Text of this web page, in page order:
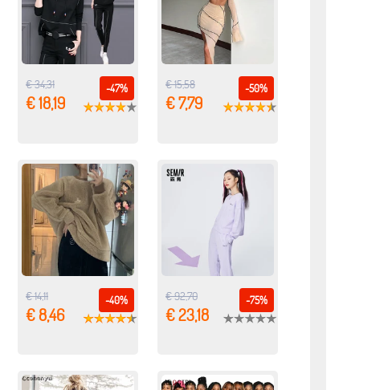
-47%
€ 34,31
€ 18,19
-50%
€ 15,58
€ 7,79
-40%
€ 14,11
€ 8,46
-75%
€ 92,70
€ 23,18